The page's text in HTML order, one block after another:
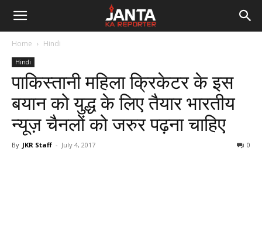
Janta
Reporter
Home Hindi
Hindi
पाकिस्तानी महिला क्रिकेटर के इस
बयान को युद्ध के लिए तैयार भारतीय
न्यूज़ चैनलों को जरुर पढ़ना चाहिए
By JKR Staff - July 4, 2017 0